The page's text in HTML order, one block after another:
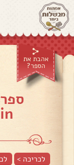
אהבת את
הספר?
לכריכה >